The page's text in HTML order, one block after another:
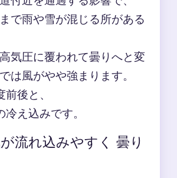
で雨や雪が混じる所がある
気圧に覆われて曇りへと変
は風がやや強まります。
後と、
え込みです。
流れ込みやすく 曇り